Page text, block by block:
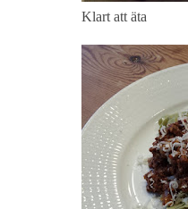
Klart att äta